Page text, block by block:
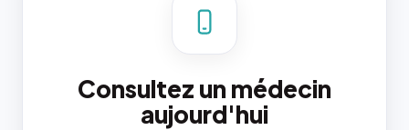
Consultez un médecin
aujourd'hui